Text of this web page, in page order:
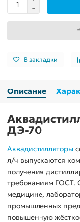
В закладки
Описание
ДЭ-70
Аквадистилляторы
л/ч выпускаются
получения
требованиям ГОСТ.
медицине,
промышленных
повышенную